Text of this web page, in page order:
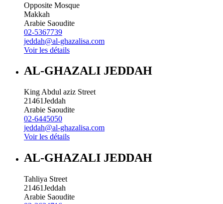
Opposite Mosque
Makkah
Arabie Saoudite
02-5367739
jeddah@al-ghazalisa.com
Voir les détails
AL-GHAZALI JEDDAH
King Abdul aziz Street
21461Jeddah
Arabie Saoudite
02-6445050
jeddah@al-ghazalisa.com
Voir les détails
AL-GHAZALI JEDDAH
Tahliya Street
21461Jeddah
Arabie Saoudite